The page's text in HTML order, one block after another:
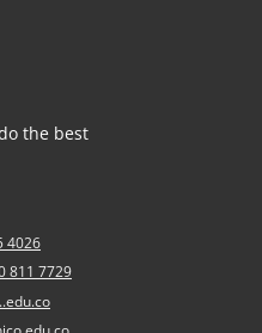
the best
4026
811 7729